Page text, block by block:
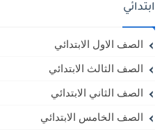
ابتدائي
الصف الاول الابتدائي
الصف الثالث الابتدائي
الصف الثاني الابتدائي
الصف الخامس الابتدائي